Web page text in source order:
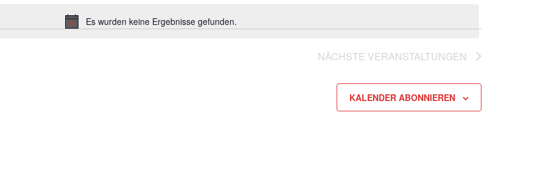
Hinweis
Es wurden keine Ergebnisse gefunden.
NÄCHSTE VERANSTALTUNGEN
KALENDER ABONNIEREN